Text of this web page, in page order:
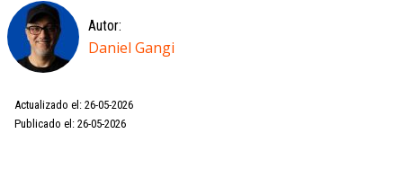
Autor:
Daniel Gangi
Actualizado el: 26-05-2026
Publicado el: 26-05-2026